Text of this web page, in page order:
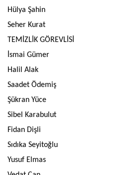
Hülya Şahin
Seher Kurat
TEMİZLİK GÖREVLİSİ
İsmai Gümer
Halil Alak
Saadet Ödemiş
Şükran Yüce
Sibel Karabulut
Fidan Dişli
Sıdıka Seyitoğlu
Yusuf Elmas